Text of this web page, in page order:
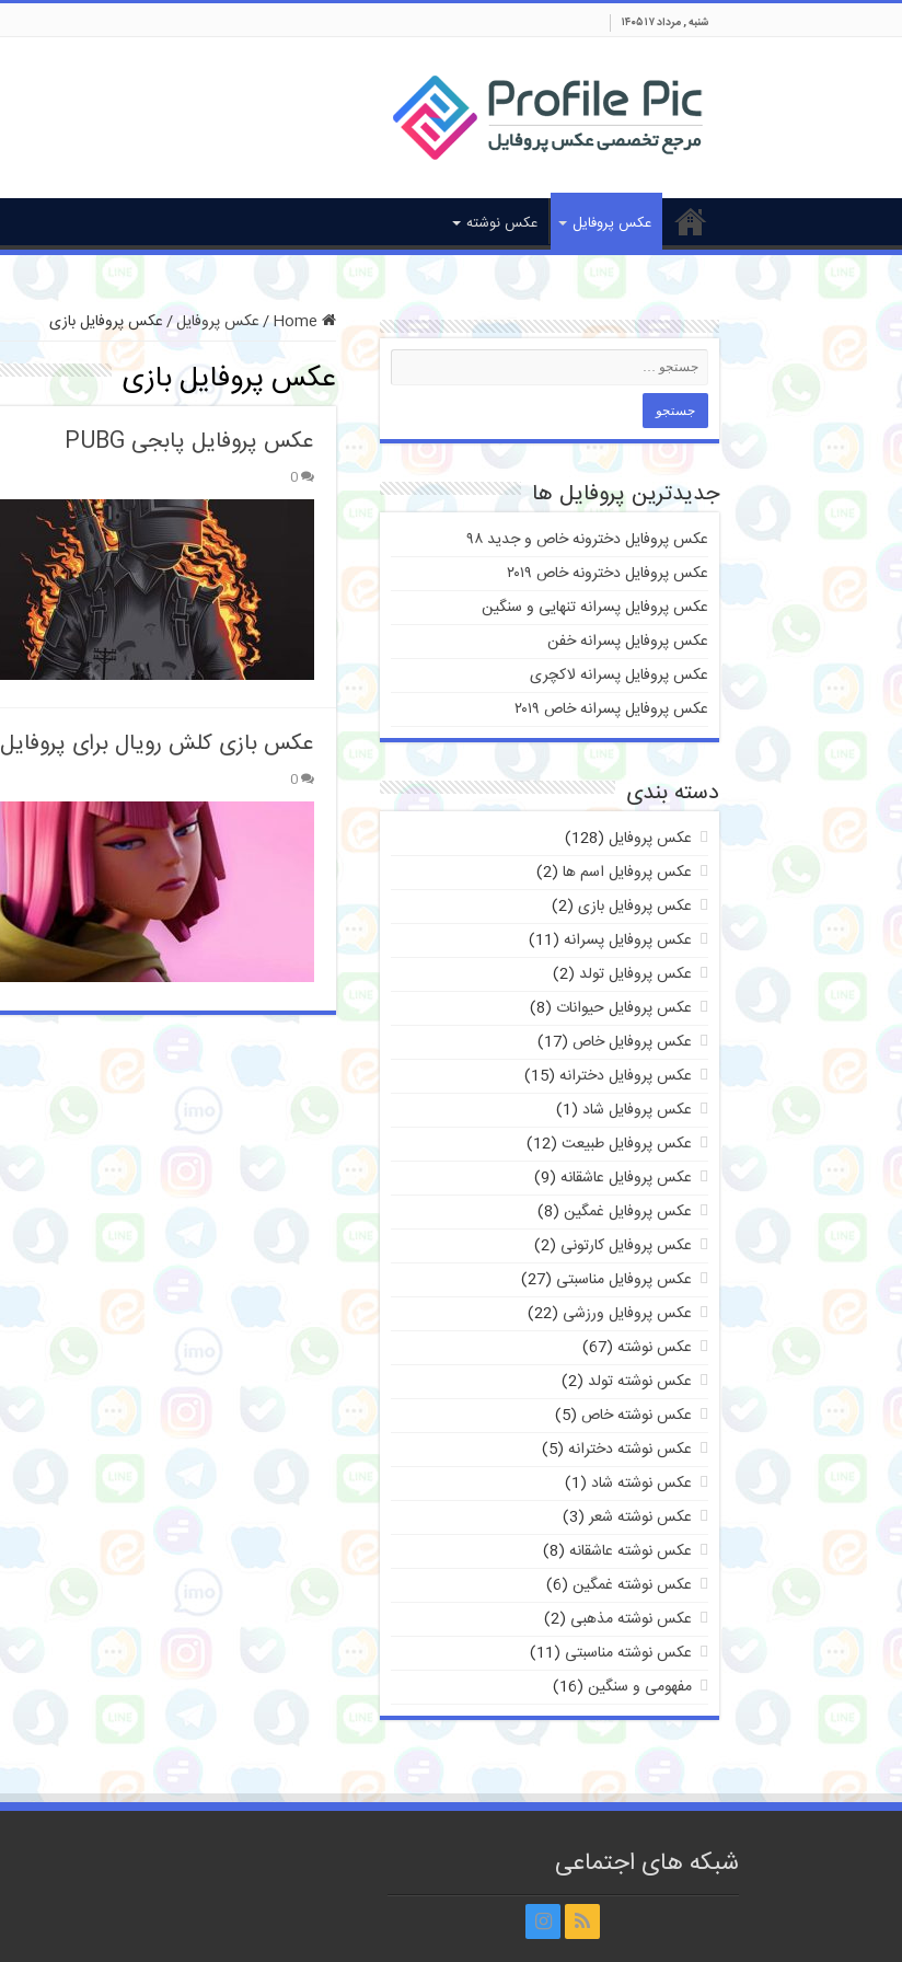
شنبه , مرداد ۱۷ ۱۴۰۵
عکس پروفایل عکس نوشته
/عکس پروفایل/عکس پروفایل بازی
عکس پروفایل بازی
عکس پروفایل پابجی PUBG
0
عکس بازی کلش رویال برای پروفایل
0
جدیدترین پروفایل ها
عکس پروفایل دخترونه خاص و جدید ۹۸
عکس پروفایل دخترونه خاص ۲۰۱۹
عکس پروفایل پسرانه تنهایی و سنگین
عکس پروفایل پسرانه خفن
عکس پروفایل پسرانه لاکچری
عکس پروفایل پسرانه خاص ۲۰۱۹
دسته بندی
عکس پروفایل (128)
عکس پروفایل اسم ها (2)
عکس پروفایل بازی (2)
عکس پروفایل پسرانه (11)
عکس پروفایل تولد (2)
عکس پروفایل حیوانات (8)
عکس پروفایل خاص (17)
عکس پروفایل دخترانه (15)
عکس پروفایل شاد (1)
عکس پروفایل طبیعت (12)
عکس پروفایل عاشقانه (9)
عکس پروفایل غمگین (8)
عکس پروفایل کارتونی (2)
عکس پروفایل مناسبتی (27)
عکس پروفایل ورزشی (22)
عکس نوشته (67)
عکس نوشته تولد (2)
عکس نوشته خاص (5)
عکس نوشته دخترانه (5)
عکس نوشته شاد (1)
عکس نوشته شعر(3)
عکس نوشته عاشقانه (8)
عکس نوشته غمگین (6)
عکس نوشته مذهبی (2)
عکس نوشته مناسبتی (11)
مفهومی و سنگین (16)
شبکه های اجتماعی